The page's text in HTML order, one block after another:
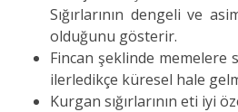
Sığırlarının dengeli ve
olduğunu gösterir.
Fincan şeklinde memelere
ilerledikçe küresel hale
Kurgan sığırlarının eti iyi